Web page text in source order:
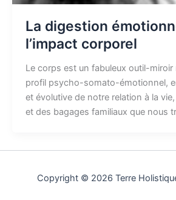
La digestion
l’impact corporel
Le corps est un fabuleux outil-
profil psycho-somato-émotionnel,
et évolutive de notre relation à la
et des bagages familiaux que nous
Copyright © 2026 Terre